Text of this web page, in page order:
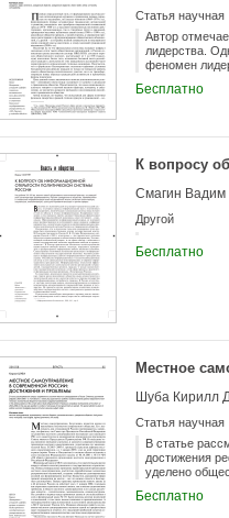
Статья научная
Автор
лидерства.
феномен
Бесплатно
К вопросу
Смагин Вадим
Другой
Бесплатно
Местное
Шуба Кирилл
Статья научная
В статье
достижения
уделено
Бесплатно